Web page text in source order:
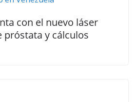
con el nuevo láser
próstata y cálculos